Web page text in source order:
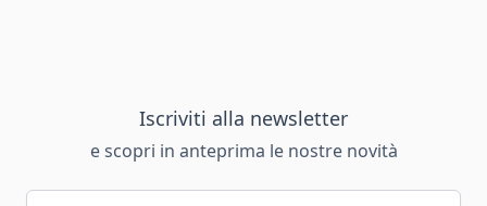
Iscriviti alla newsletter
e scopri in anteprima le nostre novità